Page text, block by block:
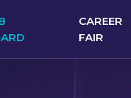
CAREER
FAIR